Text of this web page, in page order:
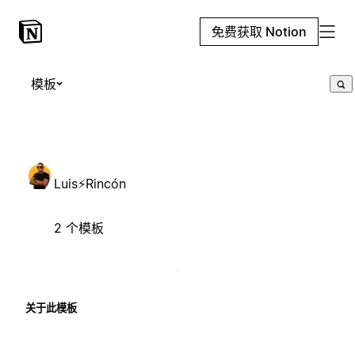
免费获取 Notion
模板
Luis⚡Rincón
2 个模板
关于此模板